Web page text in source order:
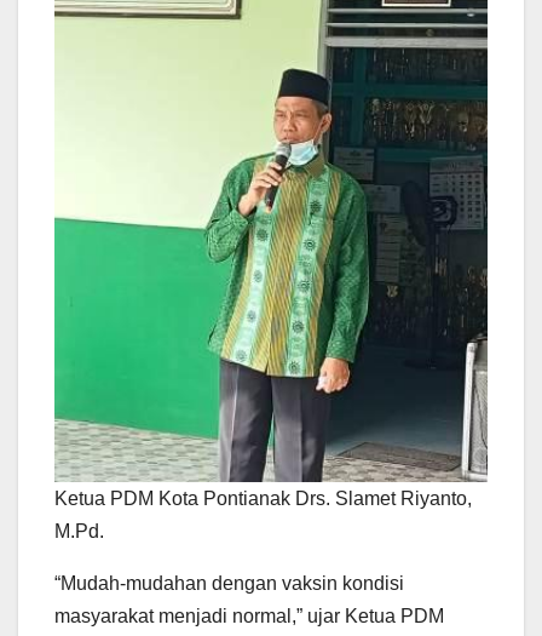
Ketua PDM Kota Pontianak Drs. Slamet Riyanto,
M.Pd.
“Mudah-mudahan dengan vaksin kondisi
masyarakat menjadi normal,” ujar Ketua PDM